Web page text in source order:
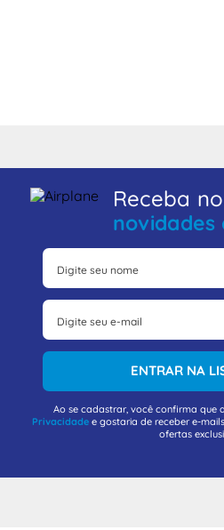
Receba
novidades
ENTRAR NA
Ao se cadastrar, você confirma que
Privacidadee gostaria de receber e-
ofertas